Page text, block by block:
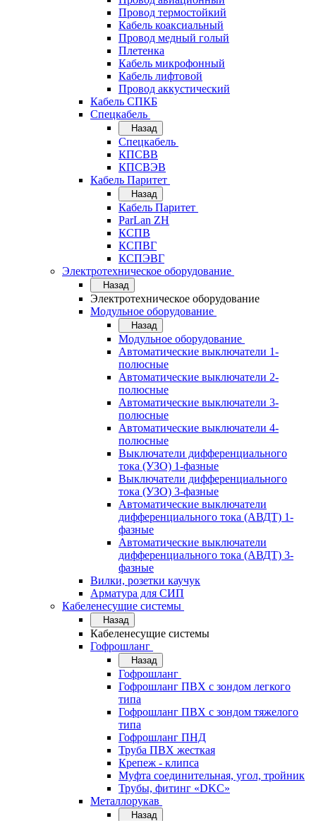
Провод термостойкий
Кабель коаксиальный
Провод медный голый
Плетенка
Кабель микрофонный
Кабель лифтовой
Провод аккустический
Кабель СПКБ
Спецкабель
Назад
Спецкабель
КПСВВ
КПСВЭВ
Кабель Паритет
Назад
Кабель Паритет
ParLan ZH
КСПВ
КСПВГ
КСПЭВГ
Электротехническое оборудование
Назад
Электротехническое оборудование
Модульное оборудование
Назад
Модульное оборудование
Автоматические выключатели 1-
полюсные
Автоматические выключатели 2-
полюсные
Автоматические выключатели 3-
полюсные
Автоматические выключатели 4-
полюсные
Выключатели дифференциального
тока (УЗО) 1-фазные
Выключатели дифференциального
тока (УЗО) 3-фазные
Автоматические выключатели
дифференциального тока (АВДТ) 1-
фазные
Автоматические выключатели
дифференциального тока (АВДТ) 3-
фазные
Вилки, розетки каучук
Арматура для СИП
Кабеленесущие системы
Назад
Кабеленесущие системы
Гофрошланг
Назад
Гофрошланг
Гофрошланг ПВХ с зондом легкого
типа
Гофрошланг ПВХ с зондом тяжелого
типа
Гофрошланг ПНД
Труба ПВХ жесткая
Крепеж - клипса
Муфта соединительная, угол, тройник
Трубы, фитинг «DKC»
Металлорукав
Назад